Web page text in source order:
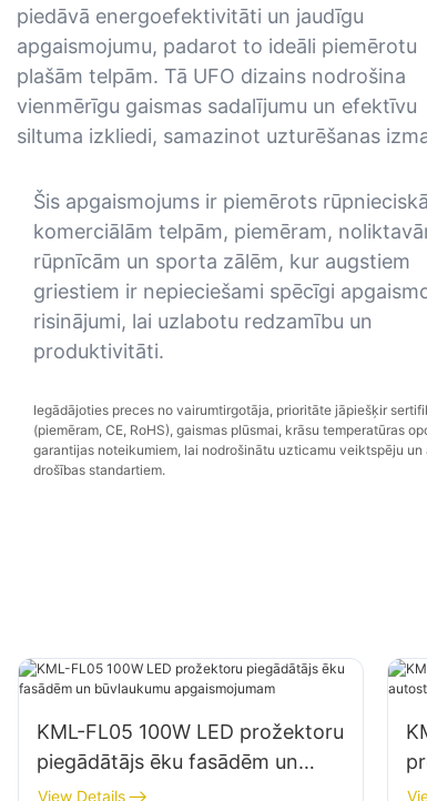
piedāvā energoefektivitāti un jaudīgu
apgaismojumu, padarot to ideāli piemērotu
plašām telpām. Tā UFO dizains nodrošina
vienmērīgu gaismas sadalījumu un efektīvu
siltuma izkliedi, samazinot uzturēšanas
Šis apgaismojums ir piemērots
komerciālām telpām, piemēram,
rūpnīcām un sporta zālēm, kur augstiem
griestiem ir nepieciešami spēcīgi
risinājumi, lai uzlabotu redzamību un
produktivitāti.
Iegādājoties preces no vairumtirgotāja, prioritāte jāpiešķir
(piemēram, CE, RoHS), gaismas plūsmai, krāsu temperatūras
garantijas noteikumiem, lai nodrošinātu uzticamu veiktspēju un
drošības standartiem.
KML-FL05 100W LED prožektoru
piegādātājs ēku fasādēm un
būvlaukumu apgaismojumam
View Details